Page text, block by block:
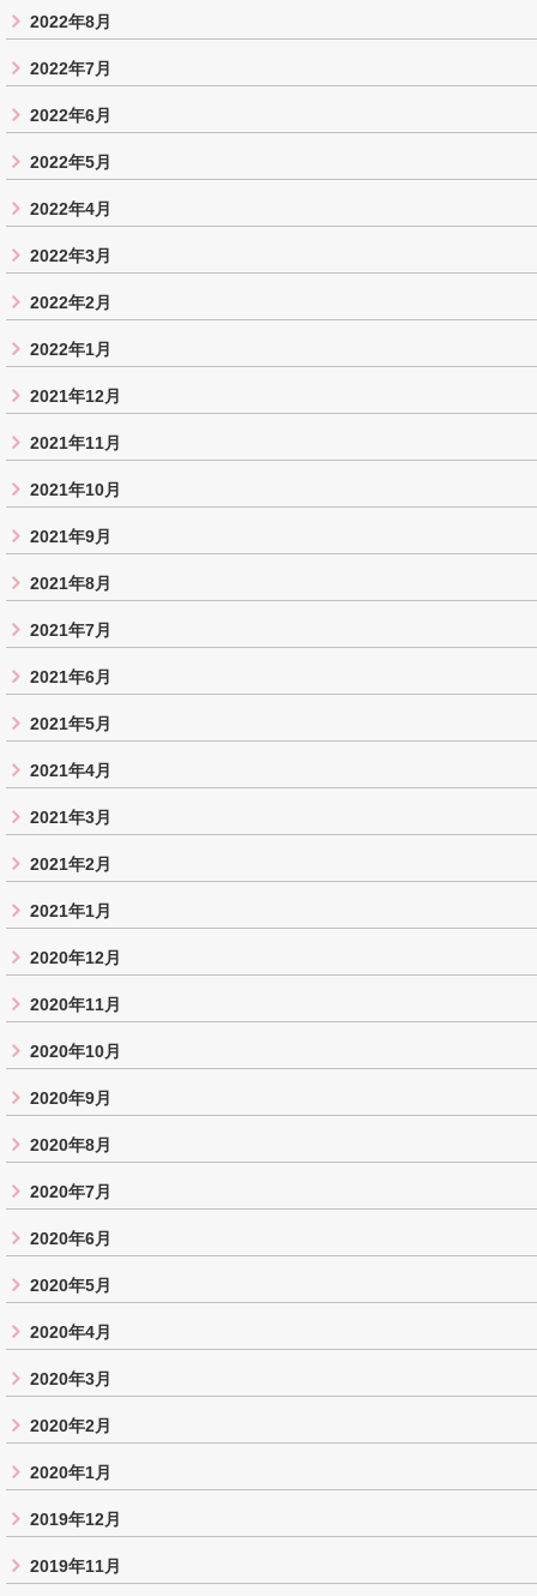
2022年8月
2022年7月
2022年6月
2022年5月
2022年4月
2022年3月
2022年2月
2022年1月
2021年12月
2021年11月
2021年10月
2021年9月
2021年8月
2021年7月
2021年6月
2021年5月
2021年4月
2021年3月
2021年2月
2021年1月
2020年12月
2020年11月
2020年10月
2020年9月
2020年8月
2020年7月
2020年6月
2020年5月
2020年4月
2020年3月
2020年2月
2020年1月
2019年12月
2019年11月